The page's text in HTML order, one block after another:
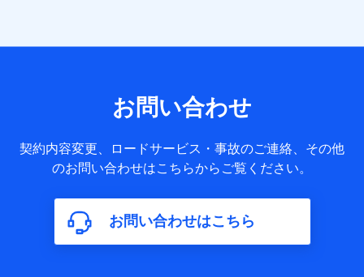
サービス提供等を通じて取得した、以下の情報などの個人デ
基本情報
氏名、電話番号、メールアドレス、お客さまの識別子、
属性、連絡先、dポイントサービスのご利用に関する情
構成、住所、dポイント残高、dポイント利用履歴などが
含まれます。
利用情報
お問い合わせ
契約内容変更、ロードサービス・事故のご連絡、その他
のお問い合わせはこちらからご覧ください。
お問い合わせはこちら